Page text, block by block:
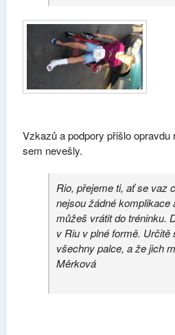
Vzkazů a podpory přišlo
sem nevešly.
Rio, přejeme ti, ať se vaz
nejsou žádné komplikace
můžeš vrátit do tréninku.
v Riu v plné formě.
všechny palce, a že jich
Měrková